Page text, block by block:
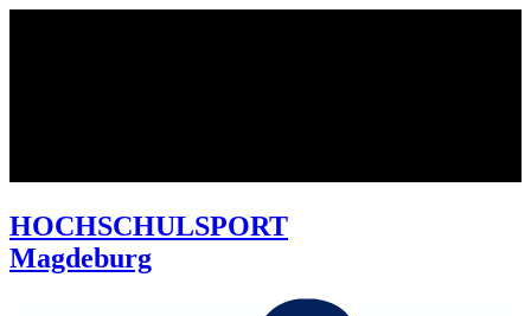
HOCHSCHULSPORT
Magdeburg